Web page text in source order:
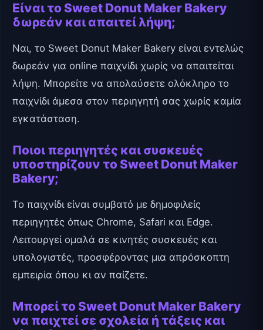
Είναι το Sweet Donut Maker Bakery
δωρεάν και απαιτεί λήψη;
Ναι, το Sweet Donut Maker Bakery είναι εντελώς
δωρεάν για online παιχνίδι χωρίς να απαιτείται
λήψη. Μπορείτε να απολαύσετε ολόκληρο το
παιχνίδι άμεσα στον περιηγητή σας χωρίς καμία
εγκατάσταση.
Ποιοι περιηγητές και συσκευές
υποστηρίζουν το Sweet Donut Maker
Bakery;
Το παιχνίδι είναι συμβατό με δημοφιλείς
περιηγητές όπως Chrome, Safari και Edge.
Λειτουργεί ομαλά σε κινητές συσκευές και
υπολογιστές, προσφέροντας μια απρόσκοπτη
εμπειρία όπου κι αν παίζετε.
Μπορεί το Sweet Donut Maker Bakery
να παιχτεί σε σχολεία ή τάξεις και